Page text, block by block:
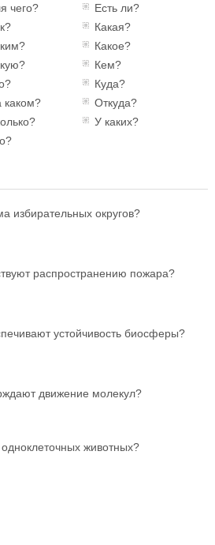
чего?
Есть ли?
Какая?
Какое?
Кем?
Куда?
каком?
Откуда?
У каких?
избирательных округов?
распространению пожара?
устойчивость биосферы?
движение молекул?
животных?